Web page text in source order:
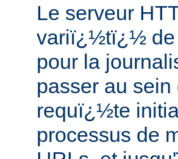
Le serveur
variï¿½tï¿½ de
pour la
passer au
requï¿½te
processus de